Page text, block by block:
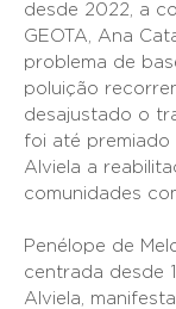
desde 2022, a
GEOTA, Ana
problema de
poluição
desajustado o
foi até premiado
Alviela a
comunidades
Penélope de
centrada desde
Alviela,